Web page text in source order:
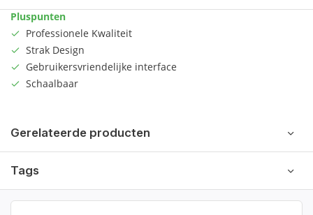
Pluspunten
Professionele Kwaliteit
Strak Design
Gebruikersvriendelijke interface
Schaalbaar
Gerelateerde producten
Tags